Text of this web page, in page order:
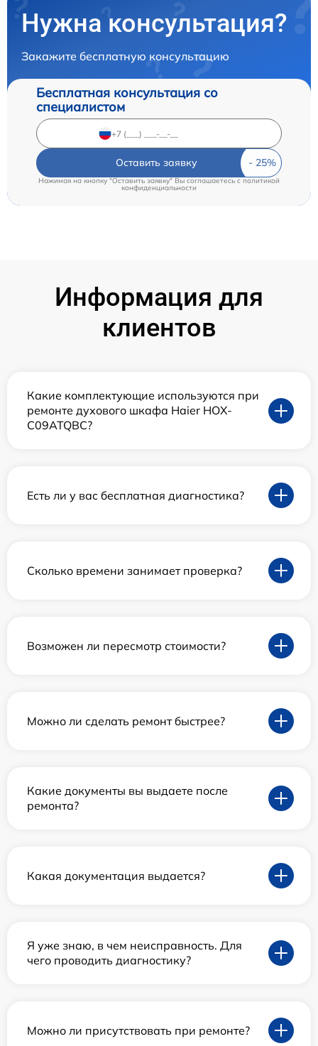
Нужна консультация?
Закажите бесплатную консультацию
Бесплатная консультация со
специалистом
Оставить заявку
Нажимая на кнопку "Оставить заявку" Вы соглашаетесь c политикой
конфиденциальности
Информация для
клиентов
Какие комплектующие используются при
ремонте духового шкафа Haier HOX-
C09ATQBC?
Есть ли у вас бесплатная диагностика?
Сколько времени занимает проверка?
Возможен ли пересмотр стоимости?
Можно ли сделать ремонт быстрее?
Какие документы вы выдаете после
ремонта?
Какая документация выдается?
Я уже знаю, в чем неисправность. Для
чего проводить диагностику?
Можно ли присутствовать при ремонте?